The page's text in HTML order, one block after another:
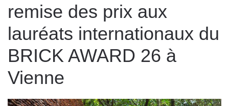
remise des prix aux
lauréats internationaux du
BRICK AWARD 26 à
Vienne